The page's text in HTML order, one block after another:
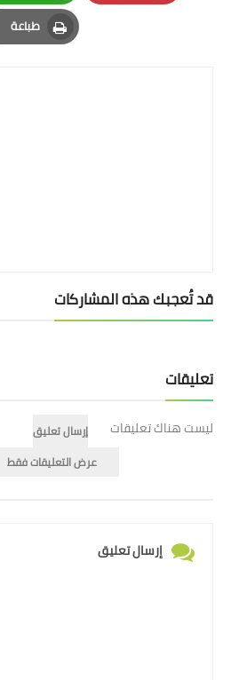
Pinterest
Whatsapp
طباعة
Print
قد تُعجبك هذه المشاركات
تعليقات
ليست هناك تعليقات
إرسال تعليق
عرض التعليقات فقط
إرسال تعليق